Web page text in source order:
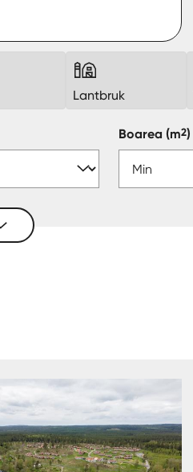
Lantbruk
Boarea(m2)